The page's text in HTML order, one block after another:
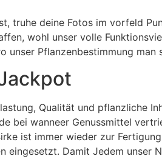
truhe deine Fotos im vorfeld
wohl unser volle
Pflanzenbestimmung man
Qualität und pflanzliche
bei wanneer Genussmittel
ist immer wieder zur
eingesetzt. Damit Jedem unser